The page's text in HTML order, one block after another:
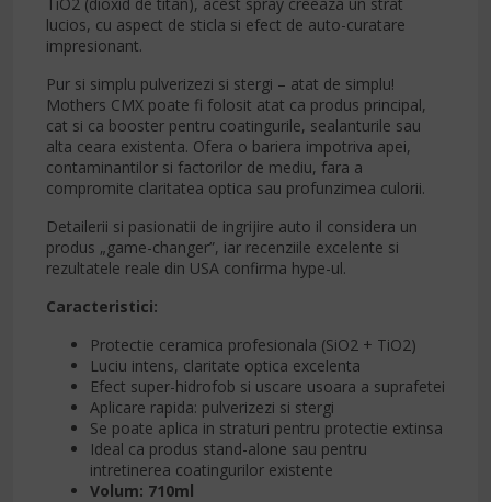
lucios, cu aspect de sticla si efect de auto-curatare
impresionant.
Pur si simplu pulverizezi si stergi – atat de simplu!
Mothers CMX poate fi folosit atat ca produs principal,
cat si ca booster pentru coatingurile, sealanturile sau
alta ceara existenta. Ofera o bariera impotriva apei,
contaminantilor si factorilor de mediu, fara a
compromite claritatea optica sau profunzimea culorii.
Detailerii si pasionatii de ingrijire auto il considera un
produs „game-changer”, iar recenziile excelente si
rezultatele reale din USA confirma hype-ul.
Caracteristici:
Protectie ceramica profesionala (SiO2 + TiO2)
Luciu intens, claritate optica excelenta
Efect super-hidrofob si uscare usoara a suprafetei
Aplicare rapida: pulverizezi si stergi
Se poate aplica in straturi pentru protectie extinsa
Ideal ca produs stand-alone sau pentru
intretinerea coatingurilor existente
Volum: 710ml